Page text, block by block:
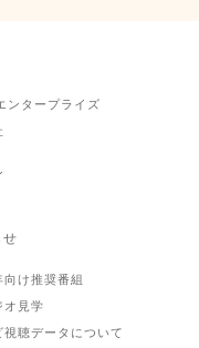
ンタープライズ
向け推奨番組
オ見学
視聴データについて